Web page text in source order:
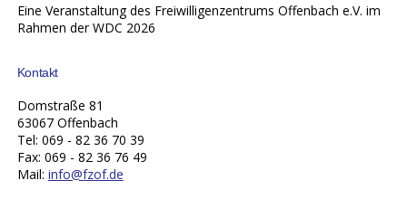
Eine Veranstaltung des Freiwilligenzentrums Offenbach e.V. im
Rahmen der WDC 2026
Kontakt
Domstraße 81
63067 Offenbach
Tel: 069 - 82 36 70 39
Fax: 069 - 82 36 76 49
Mail: info@fzof.de